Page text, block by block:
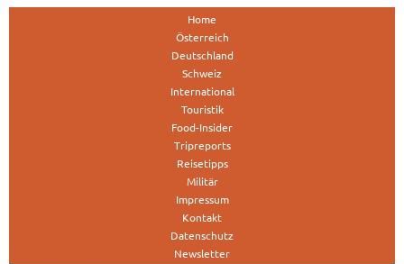
Home
Österreich
Deutschland
Schweiz
International
Touristik
Food-Insider
Tripreports
Reisetipps
Militär
Impressum
Kontakt
Datenschutz
Newsletter